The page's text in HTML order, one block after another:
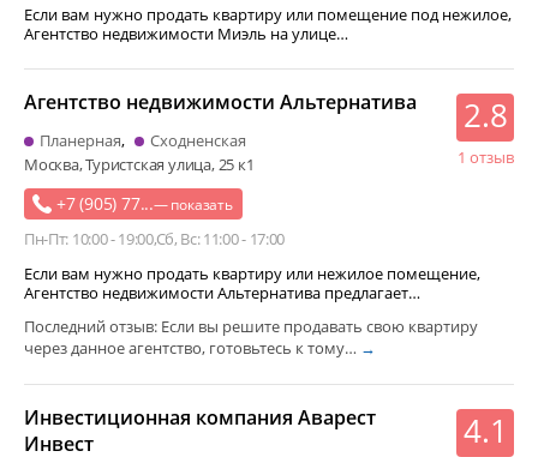
согласование перепланировки
купля-продажа гаражей
срочный выкуп квартир
аренда переговорных комнат
аренда производственного помещения
квартирное бюро
приватизация земельных участков
строительство и недвижимость и ремонт
продажа и аренда недвижимости за рубежом
девелоперские услуги
почасовая аренда квартир
Если вам нужно продать квартиру или помещение под нежилое,
Агентство недвижимости Миэль на улице…
+7 (905) 77...— показать
Пн-Пт: 10:00 - 19:00Сб, Вс: 11:00 - 17:00
Агентство недвижимости Альтернатива 2.8
1 отзыв
Планерная
Сходненская
Москва, Туристская улица, 25 к1
Если вам нужно продать квартиру или нежилое помещение,
Агентство недвижимости Альтернатива предлагает…
Последний отзыв: Если вы решите продавать свою квартиру
через данное агентство, готовьтесь к тому… →
Инвестиционная компания Аварест
Инвест
4.1